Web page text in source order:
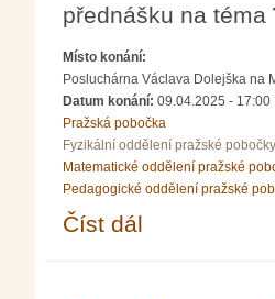
přednášku na téma
Místo konání:
Posluchárna Václava Dolejška na
Datum konání: 09.04.2025 - 17:00
Pražská pobočka
Fyzikální oddělení pražské pobočky
Matematické oddělení pražské
Pedagogické oddělení pražské
Číst dál